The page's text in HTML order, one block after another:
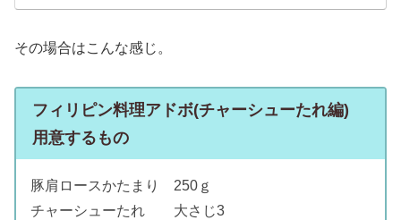
その場合はこんな感じ。
フィリピン料理アドボ(チャーシューたれ編)
用意するもの
豚肩ロースかたまり 250ｇ
チャーシューたれ 大さじ3